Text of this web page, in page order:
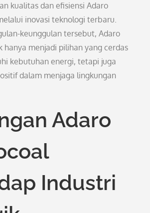
kualitas dan efisiensi Adaro
inovasi teknologi terbaru.
keunggulan tersebut, Adaro
hanya menjadi pilihan yang cerdas
kebutuhan energi, tetapi juga
dalam menjaga lingkungan
Adaro
Industri